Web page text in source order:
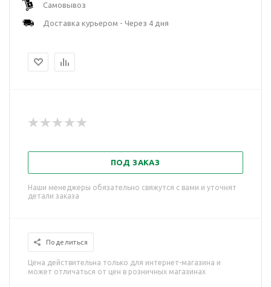
Самовывоз
Доставка курьером - Через 4 дня
ПОД ЗАКАЗ
Наши менеджеры обязательно свяжутся с вами и уточнят
детали заказа
Поделиться
Цена действительна только для интернет-магазина и
может отличаться от цен в розничных магазинах